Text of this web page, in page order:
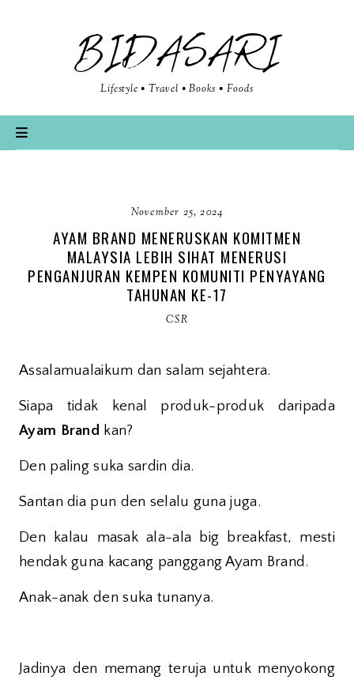
BIDASARI
Lifestyle • Travel • Books • Foods
November 25, 2024
AYAM BRAND MENERUSKAN KOMITMEN
MALAYSIA LEBIH SIHAT MENERUSI
PENGANJURAN KEMPEN KOMUNITI PENYAYANG
TAHUNAN KE-17
CSR
Assalamualaikum dan salam sejahtera.
Siapa tidak kenal produk-produk daripada
Ayam Brand kan?
Den paling suka sardin dia.
Santan dia pun den selalu guna juga.
Den kalau masak ala-ala big breakfast, mesti
hendak guna kacang panggang Ayam Brand.
Anak-anak den suka tunanya.
Jadinya den memang teruja untuk menyokong